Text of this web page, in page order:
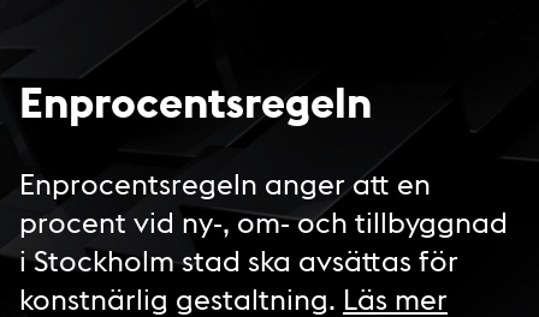
Enprocentsregeln
Enprocentsregeln anger att en
procent vid ny-, om- och tillbyggnad
i Stockholm stad ska avsättas för
konstnärlig gestaltning. Läs mer